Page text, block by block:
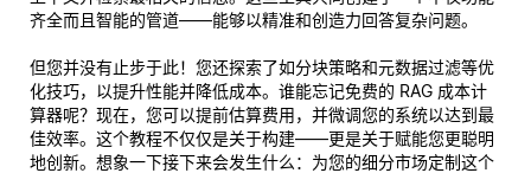
齐全而且智能的管道——能够以精准和创造力回答复杂问题。
但您并没有止步于此！您还探索了如分块策略和元数据过滤等优
化技巧，以提升性能并降低成本。谁能忘记免费的 RAG 成本计
算器呢？现在，您可以提前估算费用，并微调您的系统以达到最
佳效率。这个教程不仅仅是关于构建——更是关于赋能您更聪明
地创新。想象一下接下来会发生什么：为您的细分市场定制这个